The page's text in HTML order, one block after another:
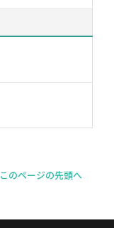
このページの先頭へ